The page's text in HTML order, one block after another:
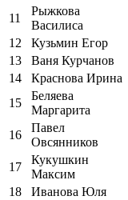
11
Рыжкова
Василиса
12
Кузьмин Егор
13
Ваня Курчанов
14
Краснова Ирина
15
Беляева
Маргарита
16
Павел
Овсянников
17
Кукушкин
Максим
18
Иванова Юля